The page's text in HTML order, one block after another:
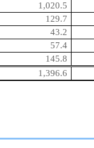
1,020.5
129.7
43.2
57.4
145.8
1,396.6